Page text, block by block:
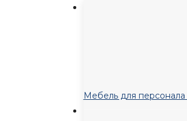
Мебель для